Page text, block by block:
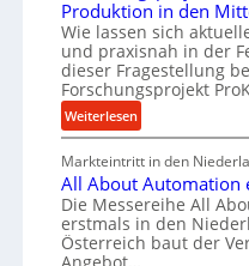
s
a
t
e
i
e
n
l
t
i
g
W
e
r
k
z
u
n
g
e
n
e
ö
h
e
r
i
a
l
v
e
r
g
Produktion in den
Wie lassen sich
und praxisnah in der
dieser Fragestellung
Forschungsprojekt
Weiterlesen:
F
o
r
s
c
h
Markteintritt in den
All About Automation
Die Messereihe All
erstmals in den
Österreich baut der